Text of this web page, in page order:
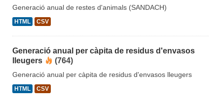
Generació anual de restes d'animals (SANDACH)
HTML CSV
Generació anual per càpita de residus d'envasos
lleugers
(764)
Generació anual per càpita de residus d'envasos lleugers
HTML CSV